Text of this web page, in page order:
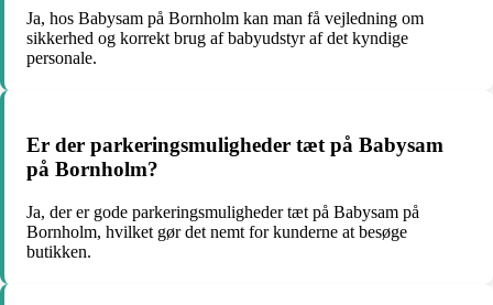
Ja, hos Babysam på Bornholm kan man få vejledning om
sikkerhed og korrekt brug af babyudstyr af det kyndige
personale.
Er der parkeringsmuligheder tæt på Babysam
på Bornholm?
Ja, der er gode parkeringsmuligheder tæt på Babysam på
Bornholm, hvilket gør det nemt for kunderne at besøge
butikken.